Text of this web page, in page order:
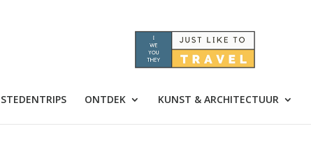
STEDENTRIPS ONTDEK KUNST & ARCHITECTUUR